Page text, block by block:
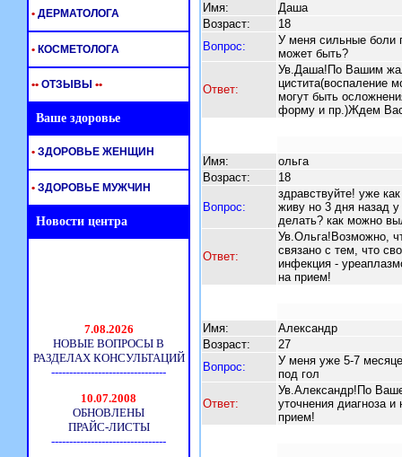
Имя:
Даша
Возраст:
18
Вопрос:
У меня сильные боли
может быть?
Ответ:
Ув.Даша!По Вашим
цистита(воспаление
могут быть
форму и пр.)Ждем
Имя:
ольга
Возраст:
18
Вопрос:
здравствуйте! уже
живу но 3 дня назад
делать? как можно
Ответ:
Ув.Ольга!Возможно,
связано с тем, что
инфекция -
на прием!
Имя:
Александр
Возраст:
27
Вопрос:
У меня уже 5-7
под гол
Ответ:
Ув.Александр!По
уточнения диагноза
прием!
• ДЕРМАТОЛОГА
• КОСМЕТОЛОГА
•• ОТЗЫВЫ ••
Ваше здоровье
• ЗДОРОВЬЕ ЖЕНЩИН
• ЗДОРОВЬЕ МУЖЧИН
Новости центра